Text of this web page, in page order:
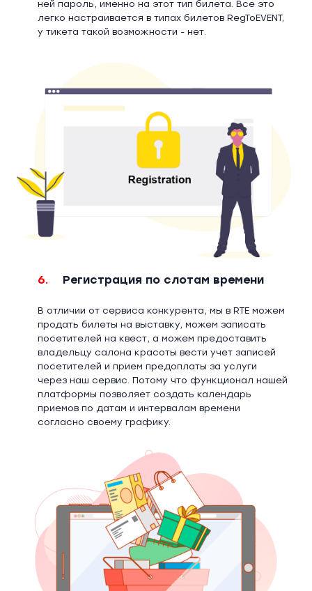
ней пароль, именно на этот тип билета. Все это
легко настраивается в типах билетов RegToEVENT,
у тикета такой возможности - нет.
6. Регистрация по слотам времени
В отличии от сервиса конкурента, мы в RTE можем
продать билеты на выставку, можем записать
посетителей на квест, а можем предоставить
владельцу салона красоты вести учет записей
посетителей и прием предоплаты за услуги
через наш сервис. Потому что функционал нашей
платформы позволяет создать календарь
приемов по датам и интервалам времени
согласно своему графику.